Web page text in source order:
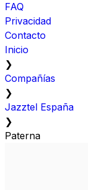
FAQ
Privacidad
Contacto
Inicio
❯
Compañías
❯
Jazztel España
❯
Paterna